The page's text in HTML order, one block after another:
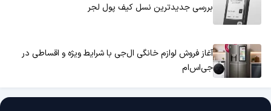
بررسی جدیدترین نسل کیف پول لجر
آغاز فروش لوازم خانگی ال‌جی با شرایط ویژه و اقساطی در
جی‌اس‌ام